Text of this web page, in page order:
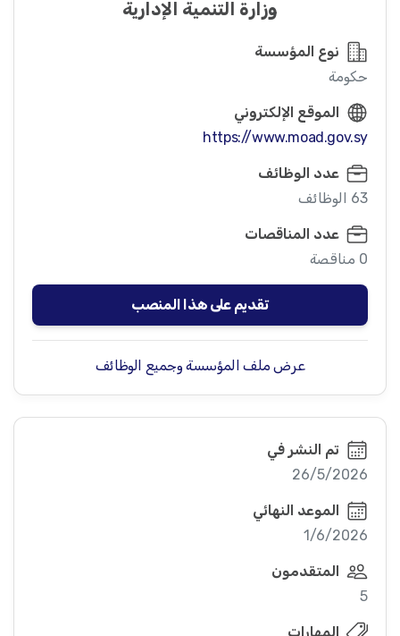
وزارة التنمية الإدارية
نوع المؤسسة
حكومة
الموقع الإلكتروني
https://www.moad.gov.sy
عدد الوظائف
63 الوظائف
عدد المناقصات
0 مناقصة
تقديم على هذا المنصب
عرض ملف المؤسسة وجميع الوظائف
تم النشر في
26/5/2026
الموعد النهائي
1/6/2026
المتقدمون
5
المهارات